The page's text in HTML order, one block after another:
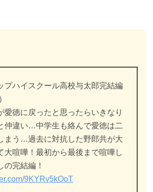
プハイスクール高校与太郎完結編
愛徳に戻ったと思ったらいきなり
仲違い…中学生も絡んで愛徳は二
まう…過去に対抗した野郎共が大
大喧嘩！最初から最後まで喧嘩し
の完結編！
9KYRv5kOoT